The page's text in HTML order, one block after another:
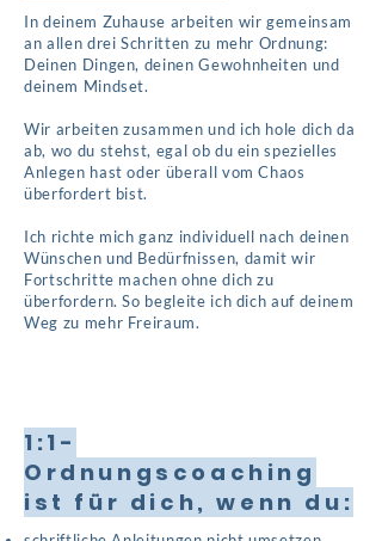
In deinem Zuhause arbeiten wir gemeinsam
an allen drei Schritten zu mehr Ordnung:
Deinen Dingen, deinen Gewohnheiten und
deinem Mindset.
Wir arbeiten zusammen und ich hole dich da
ab, wo du stehst, egal ob du ein spezielles
Anlegen hast oder überall vom Chaos
überfordert bist.
Ich richte mich ganz individuell nach deinen
Wünschen und Bedürfnissen, damit wir
Fortschritte machen ohne dich zu
überfordern. So begleite ich dich auf deinem
Weg zu mehr Freiraum.
1:1-
Ordnungscoaching
ist für dich, wenn du: